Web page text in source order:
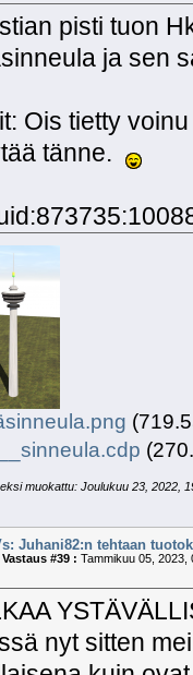
pisti tuon
ja sen
Ois tietty
tänne.
muokattu: Joulukuu 23, 2022,
Juhani82:n tehtaan
Vastaus #39 : Tammikuu 05, 2023,
nyt sitten